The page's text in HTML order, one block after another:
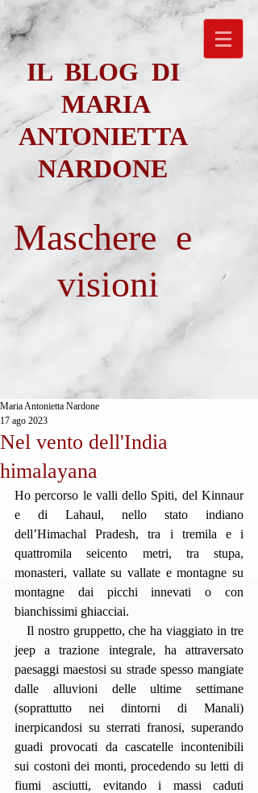
IL BLOG DI
MARIA
ANTONIETTA
NARDONE
Maschere e
visioni
Nel vento dell'India
himalayana
Maria Antonietta Nardone
17 ago 2023
Ho percorso le valli dello Spiti, del Kinnaur
e di Lahaul, nello stato indiano
dell’Himachal Pradesh, tra i tremila e i
quattromila seicento metri, tra stupa,
monasteri, vallate su vallate e montagne su
montagne dai picchi innevati o con
bianchissimi ghiacciai.
jeep a trazione integrale, ha attraversato
paesaggi maestosi su strade spesso mangiate
dalle alluvioni delle ultime settimane
(soprattutto nei dintorni di Manali)
inerpicandosi su sterrati franosi, superando
guadi provocati da cascatelle incontenibili
sui costoni dei monti, procedendo su letti di
fiumi asciutti, evitando i massi caduti